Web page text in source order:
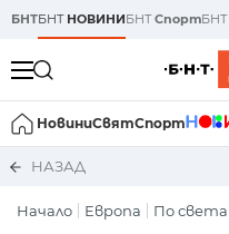
БНТБНТ НОВИНИБНТСпортБНТ
НовиниСвятСпорт
НАЗАД
Начало Европа По света